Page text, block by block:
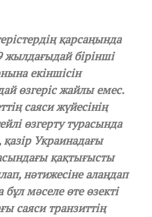
қарсаңында
жылдағыдай бірінші
екіншісін
өзгеріс жайлы емес.
саяси жүйесінің
өзгерту турасында
қазір Украинадағы
қақтығысты
нәтижесіне алаңдап
мәселе өте өзекті
саяси транзиттің